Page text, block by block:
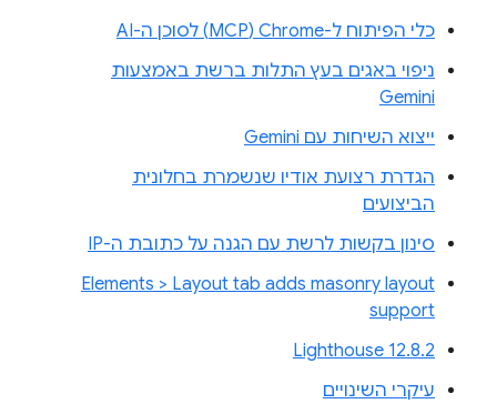
כלי הפיתוח ל-Chrome‏ (MCP) לסוכן ה-AI
ניפוי באגים בעץ התלות ברשת באמצעות
Gemini
ייצוא השיחות עם Gemini
הגדרת רצועת אודיו שנשמרת בחלונית
הביצועים
סינון בקשות לרשת עם הגנה על כתובת ה-IP
Elements > Layout tab adds masonry layout
support
Lighthouse 12.8.2
עיקרי השינויים